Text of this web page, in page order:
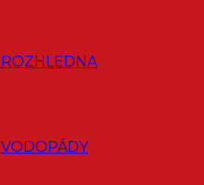
ROZHLEDNA
VODOPÁDY